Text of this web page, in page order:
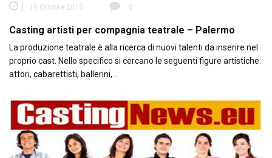
19 Ottobre 2015 0
Casting artisti per compagnia teatrale – Palermo
La produzione teatrale è alla ricerca di nuovi talenti da inserire nel
proprio cast. Nello specifico si cercano le seguenti figure artistiche:
attori, cabarettisti, ballerini,…